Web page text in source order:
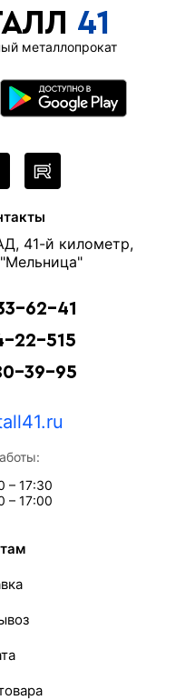
41
металлопрокат
41-й километр,
62-41
22-515
39-95
– 17:30
– 17:00